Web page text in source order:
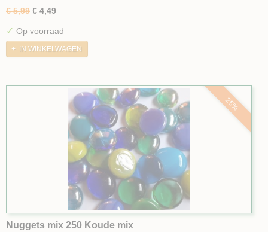
€ 5,99 € 4,49
✓ Op voorraad
IN WINKELWAGEN
25%
Nuggets mix 250 Koude mix